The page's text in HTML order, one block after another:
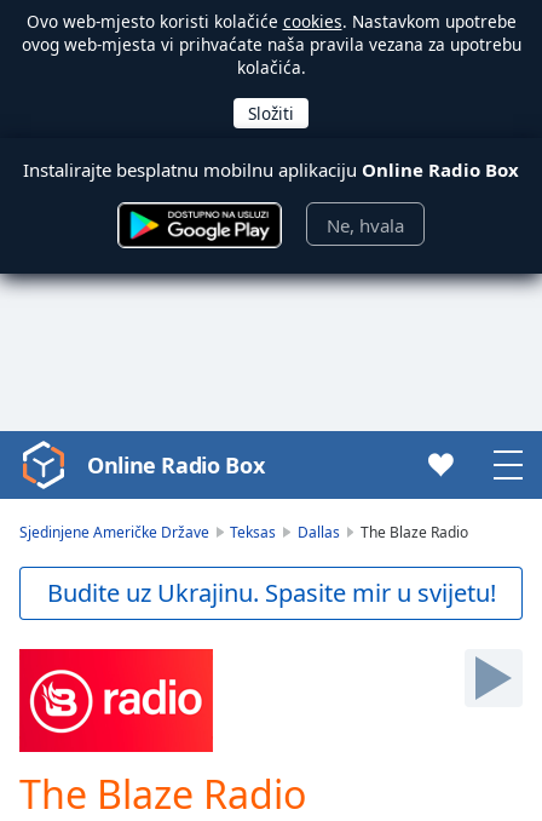
Ovo web-mjesto koristi kolačiće cookies. Nastavkom upotrebe
ovog web-mjesta vi prihvaćate naša pravila vezana za upotrebu
kolačića.
Instalirajte besplatnu mobilnu aplikaciju Online Radio Box
Ne, hvala
Video
Player
Backward
Skip
Forward
Mute
Current
Time 0:00
Online Radio Box
Sjedinjene Američke Države Teksas Dallas The Blaze Radio
Budite uz Ukrajinu. Spasite mir u svijetu!
The Blaze Radio